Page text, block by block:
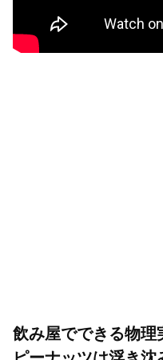
飲み屋でできる物理